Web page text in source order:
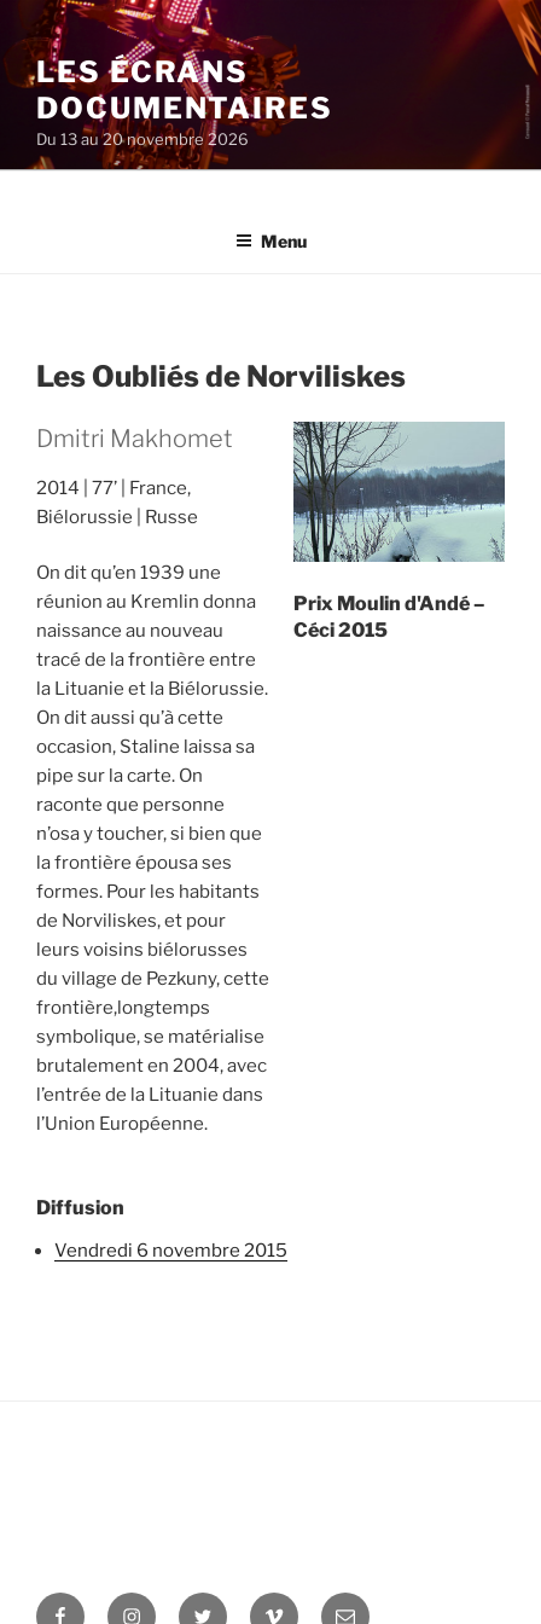
au
contenu
principal
LES ÉCRANS
DOCUMENTAIRES
Du 13 au 20 novembre 2026
Menu
Les Oubliés de Norviliskes
Dmitri Makhomet
2014 77’
France,
Biélorussie
Russe
On dit qu’en 1939 une
réunion au Kremlin donna
naissance au nouveau
tracé de la frontière entre
la Lituanie et la Biélorussie.
On dit aussi qu’à cette
occasion, Staline laissa sa
pipe sur la carte. On
raconte que personne
n’osa y toucher, si bien que
la frontière épousa ses
formes. Pour les habitants
de Norviliskes, et pour
leurs voisins biélorusses
du village de Pezkuny, cette
frontière,longtemps
symbolique, se matérialise
brutalement en 2004, avec
l’entrée de la Lituanie dans
l’Union Européenne.
Prix Moulin d'Andé –
Céci 2015
Diffusion
vendredi 6 novembre 2015
FacebookInstagramTwitter Vimeo Newsletter